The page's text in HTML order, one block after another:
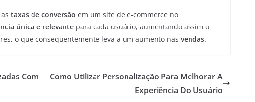
taxas de conversão em um site de e-commerce no
única e relevante para cada usuário, aumentando assim o
o que consequentemente leva a um aumento nas vendas.
Com
Como Utilizar Personalização Para Melhorar A
Experiência Do Usuário